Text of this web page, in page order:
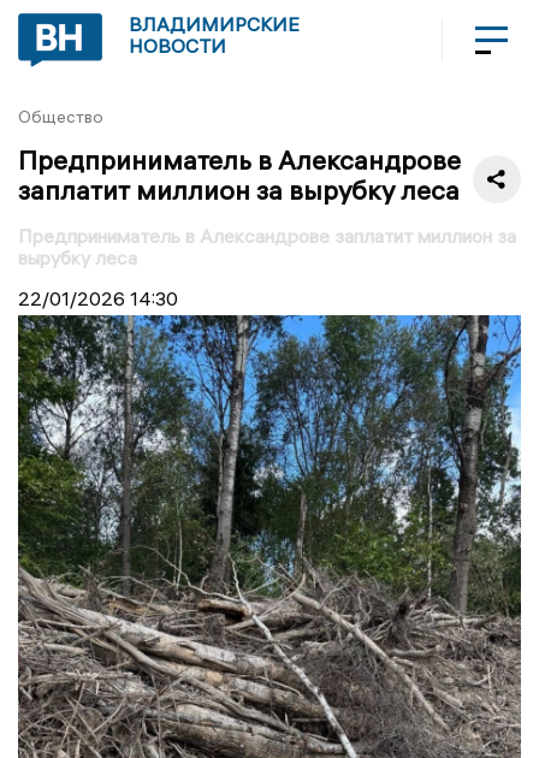
ВЛАДИМИРСКИЕ
НОВОСТИ
Общество
Предприниматель в Александрове
заплатит миллион за вырубку леса
Предприниматель в Александрове заплатит миллион за
вырубку леса
22/01/2026 14:30